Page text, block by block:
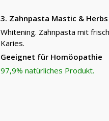
3. Zahnpasta Mastic &
Whitening. Zahnpasta mit
Karies.
Geeignet für Homöopathie
97,9% natürliches Produkt.